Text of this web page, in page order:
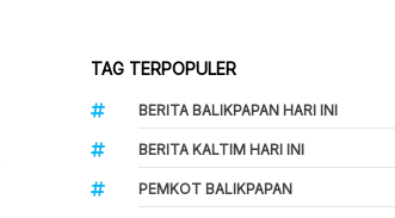
TAG TERPOPULER
BERITA BALIKPAPAN HARI INI
BERITA KALTIM HARI INI
PEMKOT BALIKPAPAN